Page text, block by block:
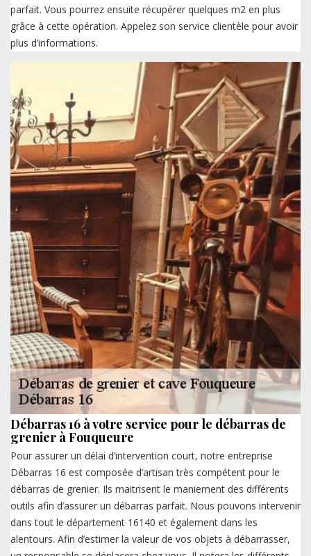
parfait. Vous pourrez ensuite récupérer quelques m2 en plus
grâce à cette opération. Appelez son service clientèle pour avoir
plus d’informations.
Débarras 16 à votre service pour le débarras de
grenier à Fouqueure
Pour assurer un délai d’intervention court, notre entreprise
Débarras 16 est composée d’artisan très compétent pour le
débarras de grenier. Ils maitrisent le maniement des différents
outils afin d’assurer un débarras parfait. Nous pouvons intervenir
dans tout le département 16140 et également dans les
alentours. Afin d’estimer la valeur de vos objets à débarrasser,